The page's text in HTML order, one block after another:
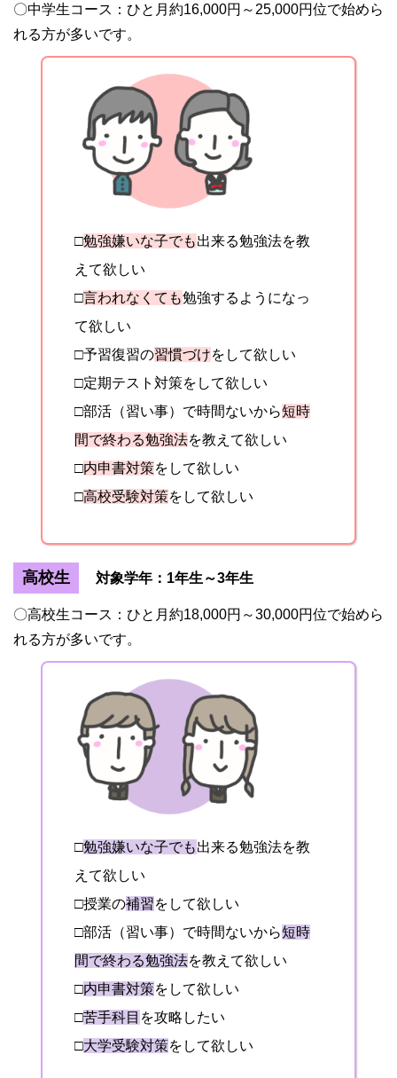
〇中学生コース：ひと月約16,000円～25,000円位で始めら
れる方が多いです。
□勉強嫌いな子でも出来る勉強法を教
えて欲しい
□言われなくても勉強するようになっ
て欲しい
□予習復習の習慣づけをして欲しい
□定期テスト対策をして欲しい
□部活（習い事）で時間ないから短時
間で終わる勉強法を教えて欲しい
□内申書対策をして欲しい
□高校受験対策をして欲しい
高校生 対象学年：1年生～3年生
〇高校生コース：ひと月約18,000円～30,000円位で始めら
れる方が多いです。
□勉強嫌いな子でも出来る勉強法を教
えて欲しい
□授業の補習をして欲しい
□部活（習い事）で時間ないから短時
間で終わる勉強法を教えて欲しい
□内申書対策をして欲しい
□苦手科目 を攻略したい
□大学受験対策をして欲しい